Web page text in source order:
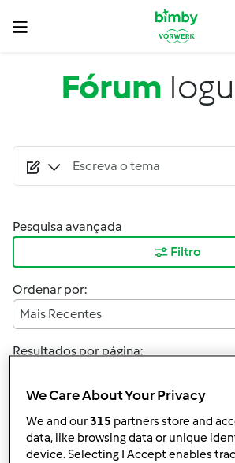
Passar para o conteúdo principal
Fórum
Pesquisa avançada
Filtro
Ordenar por:
Mais Recentes
Resultados por página:
3
Responder mensagem
We Care About Your Privacy
We and our315 partners store and
data, like browsing data or unique
device. Selecting I Accept enables